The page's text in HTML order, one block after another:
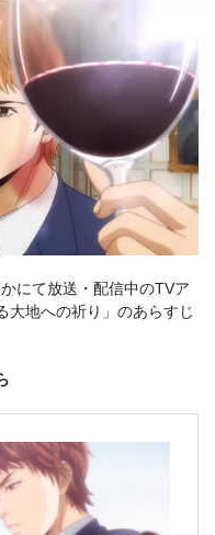
にて放送・配信中のTVア
大地への祈り」のあらすじ